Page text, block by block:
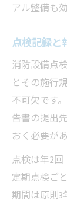
アル整備も
点検記録と
消防設備点
とその施行
不可欠です
告書の提出
おく必要が
点検は年2回
定期点検ご
期間は原則